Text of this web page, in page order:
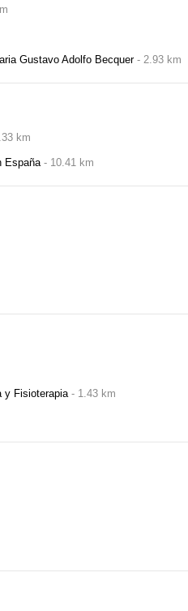
Gustavo Adolfo Becquer 2.93 km
km
España 10.41 km
y Fisioterapia 1.43 km